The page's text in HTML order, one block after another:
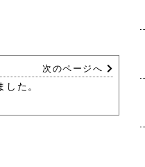
次のページへ
た。